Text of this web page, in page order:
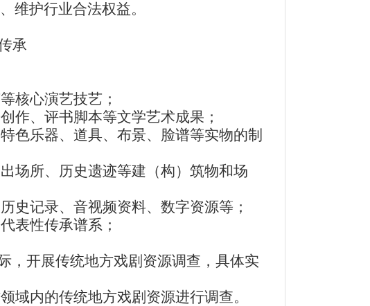
维护行业合法权益。
承
核心演艺技艺；
作、评书脚本等文学艺术成果；
色乐器、道具、布景、脸谱等实物的制
场所、历史遗迹等建（构）筑物和场
史记录、音视频资料、数字资源等；
表性传承谱系；
，开展传统地方戏剧资源调查，具体实
域内的传统地方戏剧资源进行调查。